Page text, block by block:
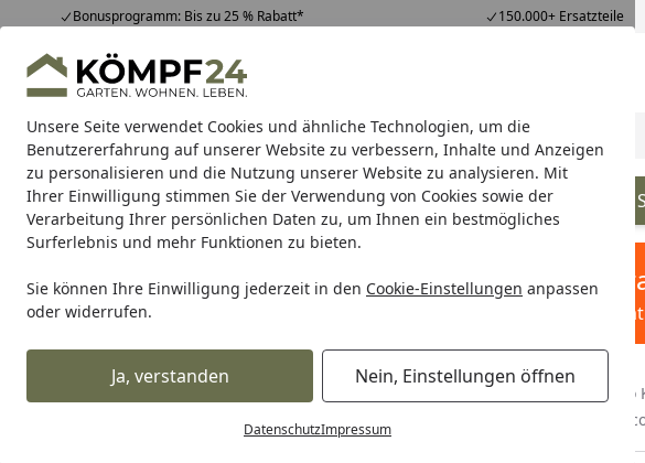
Unsere Seite verwendet Cookies und ähnliche Technologien, um die
Benutzererfahrung auf unserer Website zu verbessern, Inhalte und Anzeigen
zu personalisieren und die Nutzung unserer Website zu analysieren. Mit
Ihrer Einwilligung stimmen Sie der Verwendung von Cookies sowie der
Verarbeitung Ihrer persönlichen Daten zu, um Ihnen ein bestmögliches
Surferlebnis und mehr Funktionen zu bieten.
Sie können Ihre Einwilligung jederzeit in den Cookie-Einstellungen anpassen
oder widerrufen.
Ja, verstanden Nein, Einstellungen öffnen
DatenschutzImpressum
Bonusprogramm: Bis zu 25 % Rabatt* 150.000+ Ersatzteile
Hotline07051 / 9 22 22
Mo-Fr. 8-16 Uhr 25.958 Bewertungen
Alle Produkte
Alle ProdukteHighlights Tipps & Tricks Suche
Sauna Innensauna Außensauna & Gartensauna Infrarotkabine
Karibu Pools inkl. gratis
Dein Traumpool im Sorglos-Paket: Filter&Pflege
Sauna: Wellness für alle Sinne Saunaofen Bio Kombi Saunaofen
400 V
Infraworld Verdampferofen-Set Verdampferofen Hotline S7 + Steuerung